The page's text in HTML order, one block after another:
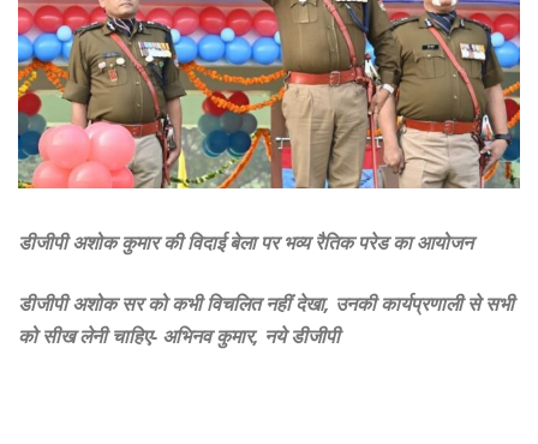
डीजीपी अशोक कुमार की विदाई बेला पर भव्य रैतिक परेड का आयोजन
डीजीपी अशोक सर को कभी विचलित नहीं देखा, उनकी कार्यप्रणाली से सभी
को सीख लेनी चाहिए- अभिनव कुमार, नये डीजीपी